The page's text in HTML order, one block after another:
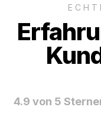
4.9 von 5